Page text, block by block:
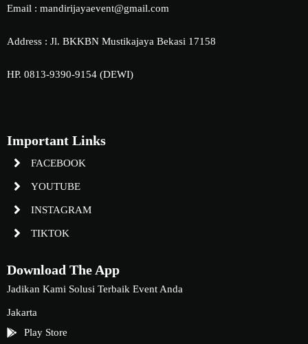
Email : mandirijayaevent@gmail.com
Address : Jl. BKKBN Mustikajaya Bekasi 17158
HP. 0813-9390-9154 (DEWI)
Important Links
FACEBOOK
YOUTUBE
INSTAGRAM
TIKTOK
Download The App
Jadikan Kami Solusi Terbaik Event Anda
Jakarta
Play Store